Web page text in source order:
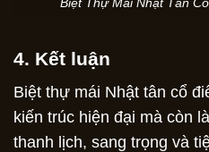
4. Kết luận
Biệt thự mái Nhật tân cổ
kiến trúc hiện đại mà còn
thanh lịch, sang trọng và